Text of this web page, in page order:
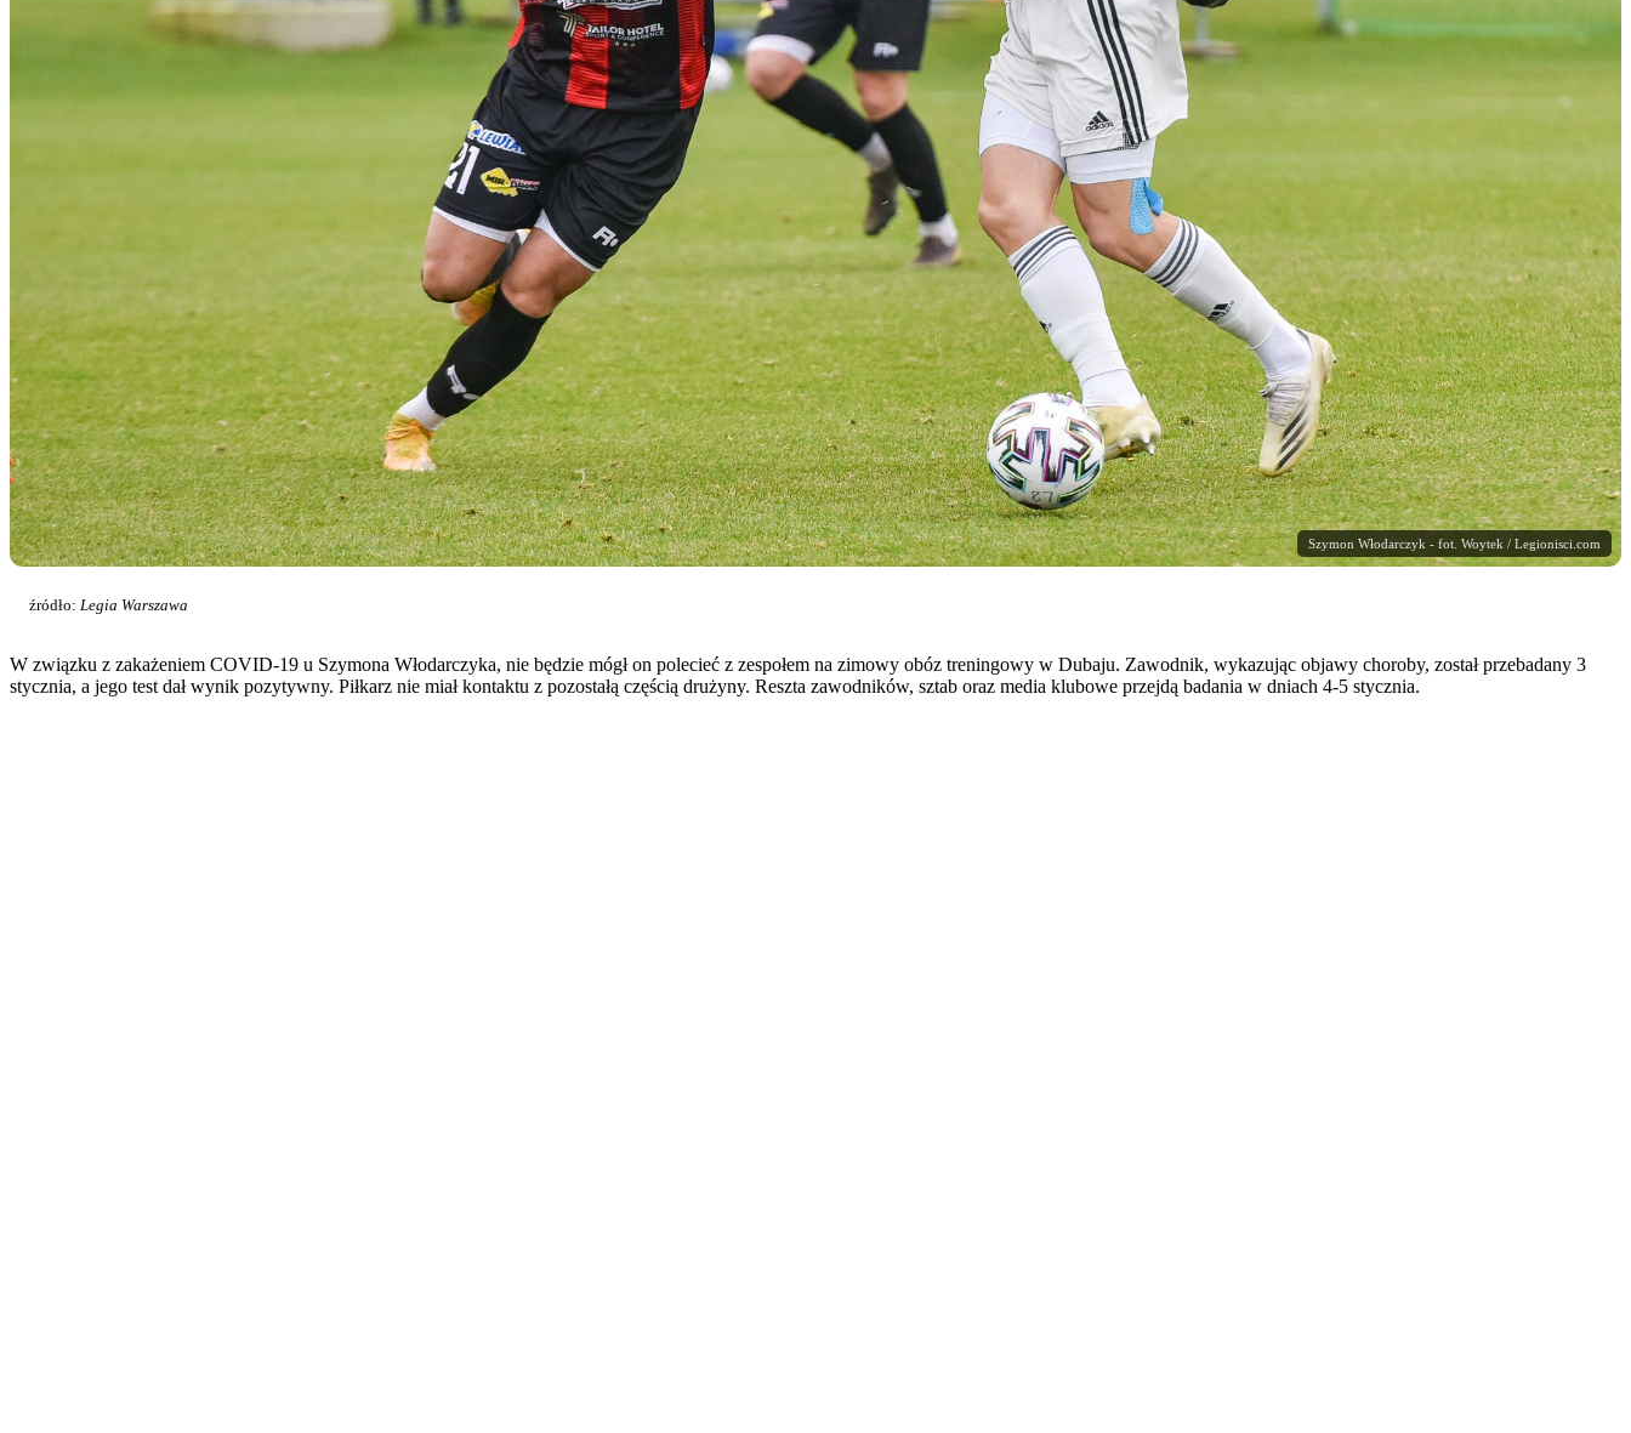
Szymon Włodarczyk - fot. Woytek / Legionisci.com
źródło: Legia Warszawa
W związku z zakażeniem COVID-19 u Szymona Włodarczyka, nie będzie mógł on polecieć z zespołem na zimowy obóz treningowy w Dubaju. Zawodnik, wykazując objawy choroby, został przebadany 3
stycznia, a jego test dał wynik pozytywny. Piłkarz nie miał kontaktu z pozostałą częścią drużyny. Reszta zawodników, sztab oraz media klubowe przejdą badania w dniach 4-5 stycznia.